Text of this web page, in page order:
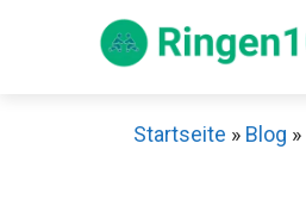
Startseite » Blog »